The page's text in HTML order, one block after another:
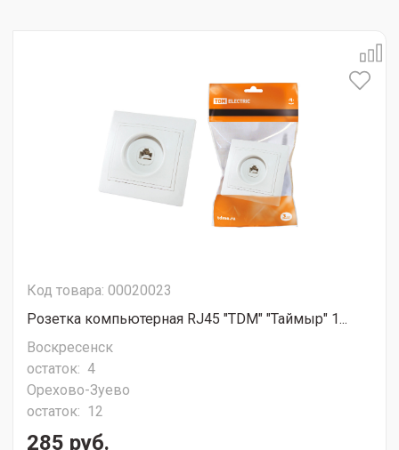
Код товара: 00020023
Розетка компьютерная RJ45 "ТDМ" "Таймыр" 1...
Воскресенск
остаток: 4
Орехово-Зуево
остаток: 12
285 руб.